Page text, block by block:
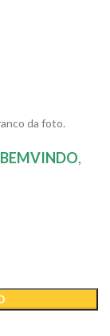
da foto.
BEMVINDO,